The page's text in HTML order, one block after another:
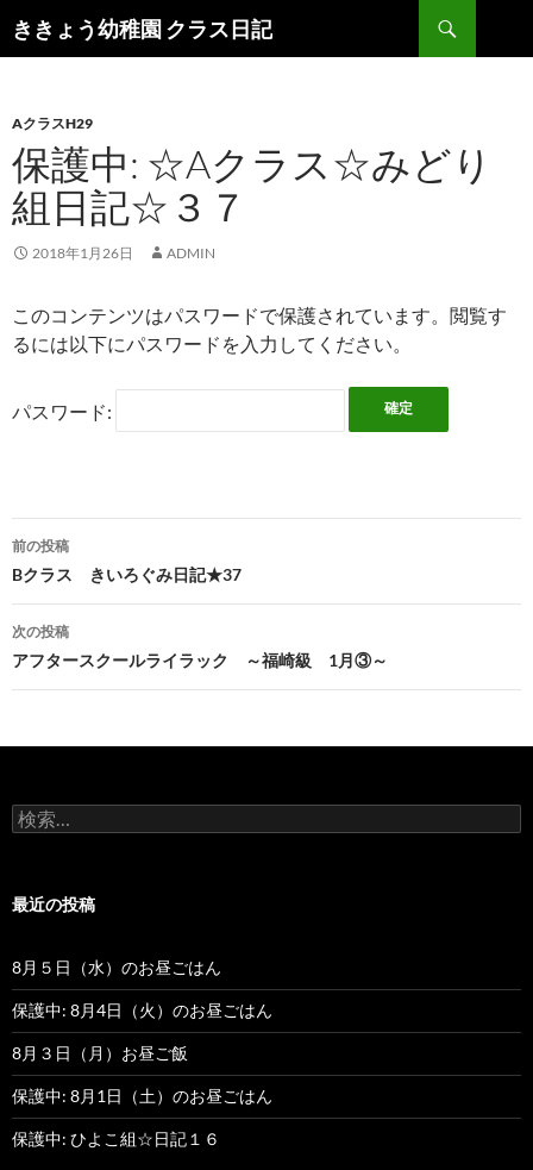
ききょう幼稚園 クラス日記
索
ン
ツ
へ
ス
キ
ッ
AクラスH29
保護中: ☆Aクラス☆みどり
組日記☆３７
2018年1月26日 ADMIN
このコンテンツはパスワードで保護されています。閲覧す
るには以下にパスワードを入力してください。
パスワード:
投
稿
ナ
ゲ
シ
ン
前の投稿
Bクラス きいろぐみ日記★37
次の投稿
アフタースクールライラック ～福崎級 1月③～
検
索
最近の投稿
8月５日（水）のお昼ごはん
保護中: 8月4日（火）のお昼ごはん
8月３日（月）お昼ご飯
保護中: 8月1日（土）のお昼ごはん
保護中: ひよこ組☆日記１６